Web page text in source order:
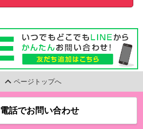
ページトップへ
電話でお問い合わせ